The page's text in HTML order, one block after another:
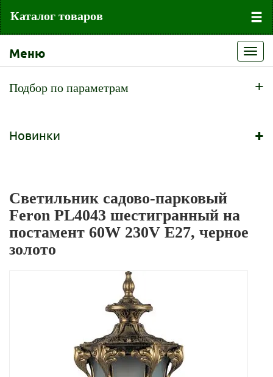
Каталог товаров
Меню
Подбор по параметрам +
Новинки +
Светильник садово-парковый
Feron PL4043 шестигранный на
постамент 60W 230V E27, черное
золото